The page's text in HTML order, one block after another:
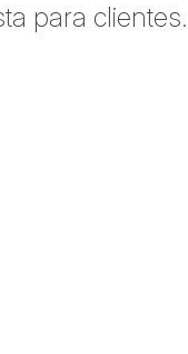
para clientes.